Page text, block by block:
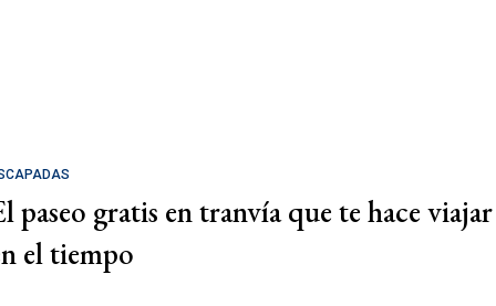
paseo gratis en tranvía que te hace viajar
el tiempo